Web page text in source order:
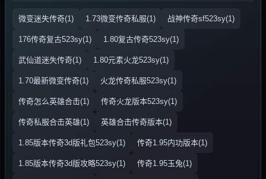
微变迷失传奇(1) 1.73微变传奇私服(1) 战神传奇sf523sy(1)
176传奇复古523sy(1) 1.80复古传奇523sy(1)
武仙道迷失传奇(1) 1.80元素火龙523sy(1)
1.70最新微变传奇(1) 火龙传奇私服523sy(1)
传奇怎么英雄合击(1) 传奇火龙版本523sy(1)
传奇私服合击英雄(1) 英雄合击传奇版本(1)
1.85版本传奇3d版礼包523sy(1) 传奇1.95内功版本(1)
1.85版本传奇3d版攻略523sy(1) 传奇1.95玉兔(1)